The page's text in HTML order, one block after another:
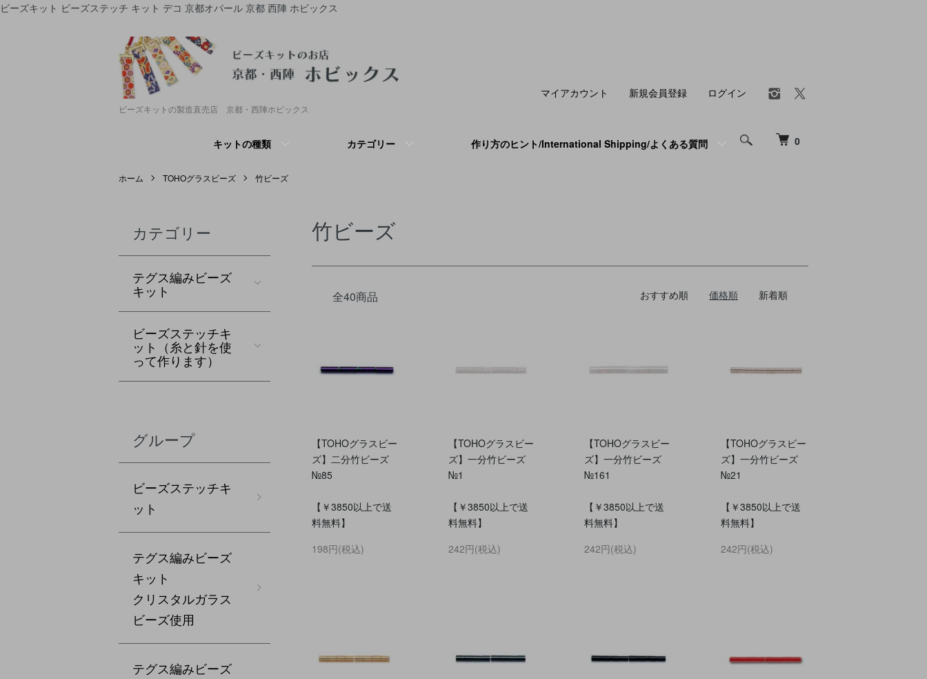
ビーズキット ビーズステッチ キット デコ 京都オパール 京都 西陣 ホビックス
ビーズキットの製造直売店 京都・西陣ホビックス
0
キットの種類 カテゴリー 作り方のヒント/International Shipping/よくある質問
マイアカウント 新規会員登録 ログイン
ホーム TOHOグラスビーズ 竹ビーズ
竹ビーズ
全40商品 おすすめ順 価格順 新着順
【TOHOグラスビー
ズ】二分竹ビーズ
№85
【￥3850以上で送
料無料】
198円(税込)
【TOHOグラスビー
ズ】一分竹ビーズ
№1
【￥3850以上で送
料無料】
242円(税込)
【TOHOグラスビー
ズ】一分竹ビーズ
№161
【￥3850以上で送
料無料】
242円(税込)
【TOHOグラスビー
ズ】一分竹ビーズ
№21
【￥3850以上で送
料無料】
242円(税込)
カテゴリー
テグス編みビーズ
キット
ビーズステッチキ
ット（糸と針を使
って作ります）
グループ
ビーズステッチキ
ット
テグス編みビーズ
キット
クリスタルガラス
ビーズ使用
テグス編みビーズ